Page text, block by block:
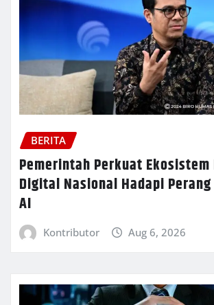
BERITA
Pemerintah Perkuat Ekosistem
Digital Nasional Hadapi
AI
Kontributor Aug 6, 2026